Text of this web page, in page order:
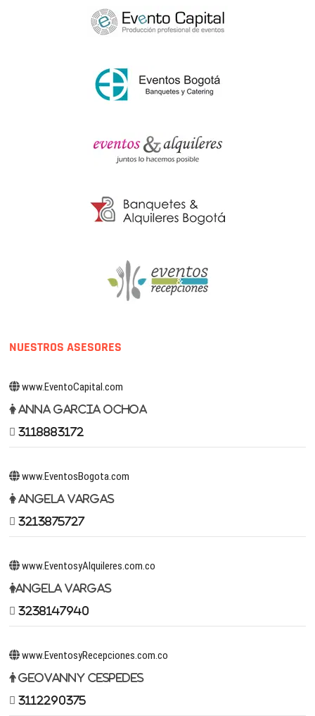
NUESTROS ASESORES
www.EventoCapital.com
Anna Garcia Ochoa
3118883172
www.EventosBogota.com
Angela Vargas
3213875727
www.EventosyAlquileres.com.co
Angela Vargas
3238147940
www.EventosyRecepciones.com.co
Geovanny Cespedes
3112290375